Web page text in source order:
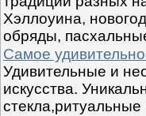
Хэллоуина,
обряды,
Самое
Удивительные и
искусства.